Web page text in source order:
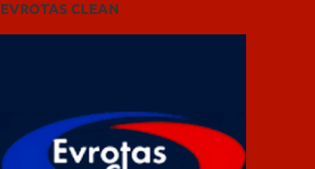
EVROTAS CLEAN